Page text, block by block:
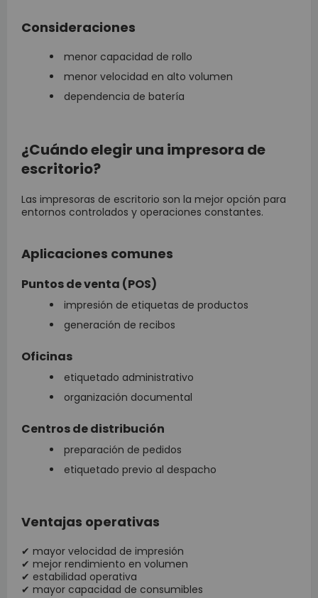
Consideraciones
menor capacidad de rollo
menor velocidad en alto volumen
dependencia de batería
¿Cuándo elegir una impresora de
escritorio?
Las impresoras de escritorio son la mejor opción para
entornos controlados y operaciones constantes.
Aplicaciones comunes
Puntos de venta (POS)
impresión de etiquetas de productos
generación de recibos
Oficinas
etiquetado administrativo
organización documental
Centros de distribución
preparación de pedidos
etiquetado previo al despacho
Ventajas operativas
✔ mayor velocidad de impresión
✔ mejor rendimiento en volumen
✔ estabilidad operativa
✔ mayor capacidad de consumibles